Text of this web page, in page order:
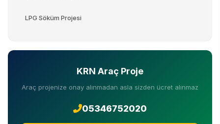
LPG Söküm Projesi
KRN Araç Proje
Araç projenize onay alınmadan asla sizden ücret alınmaz
05346752020